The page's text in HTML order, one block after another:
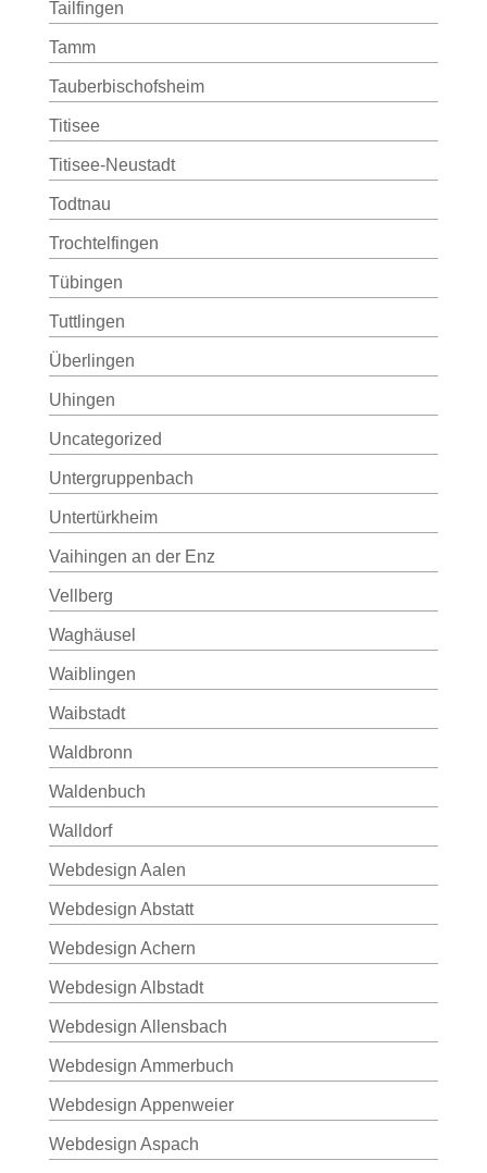
Tailfingen
Tamm
Tauberbischofsheim
Titisee
Titisee-Neustadt
Todtnau
Trochtelfingen
Tübingen
Tuttlingen
Überlingen
Uhingen
Uncategorized
Untergruppenbach
Untertürkheim
Vaihingen an der Enz
Vellberg
Waghäusel
Waiblingen
Waibstadt
Waldbronn
Waldenbuch
Walldorf
Webdesign Aalen
Webdesign Abstatt
Webdesign Achern
Webdesign Albstadt
Webdesign Allensbach
Webdesign Ammerbuch
Webdesign Appenweier
Webdesign Aspach